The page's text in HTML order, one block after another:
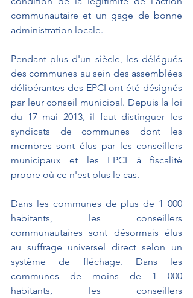
communautaire et un gage de bonne
administration locale.
Pendant plus d'un siècle, les délégués
des communes au sein des assemblées
délibérantes des EPCI ont été désignés
par leur conseil municipal. Depuis la loi
du 17 mai 2013, il faut distinguer les
syndicats de communes dont les
membres sont élus par les conseillers
municipaux et les EPCI à fiscalité
propre où ce n'est plus le cas.
Dans les communes de plus de 1 000
habitants, les conseillers
communautaires sont désormais élus
au suffrage universel direct selon un
système de fléchage. Dans les
communes de moins de 1 000
habitants, les conseillers